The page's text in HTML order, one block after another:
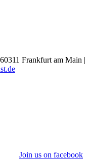
Frankfurt am Main |
Join us on facebook